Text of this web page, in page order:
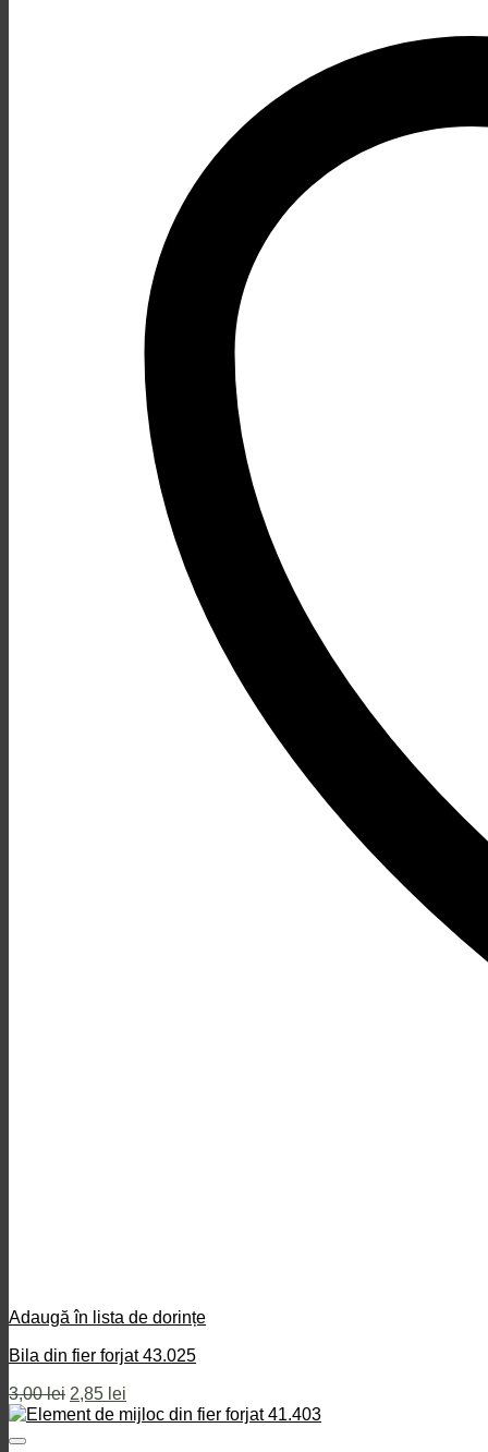
Adaugă în lista de dorințe
Bila din fier forjat 43.025
3,00lei Prețul
inițial
2,85 lei
curent